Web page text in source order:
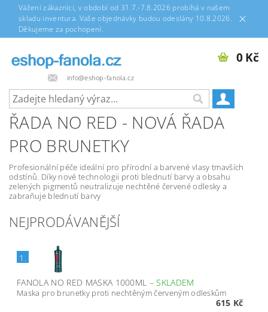
Vážení zákazníci, v období od 31.7.-7.8.2026 probíhá v našem
skladu inventura. Vaše objednávky budou odeslány 10.8.2026.
Děkujeme za pochopení.
info@eshop-fanola.cz
0 Kč
ŘADA NO RED - NOVÁ ŘADA
PRO BRUNETKY
Profesionální péče ideální pro přírodní a barvené vlasy tmavších
odstínů. Díky nové technologii proti blednutí barvy a obsahu
zelených pigmentů neutralizuje nechtěné červené odlesky a
zabraňuje blednutí barvy
NEJPRODÁVANĚJŠÍ
1.
FANOLA NO RED MASKA 1000ML – SKLADEM
Maska pro brunetky proti nechtěným červeným odleskům
615 Kč